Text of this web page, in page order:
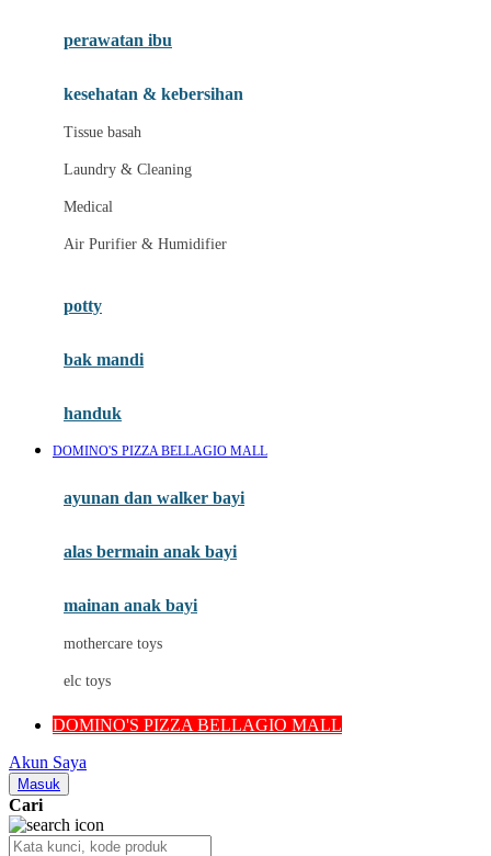
Mamaway
Maxi Cosi
Megabloks
Micro
MiDeer
Moby
My Buddy Tag
My K
perawatan ibu
kesehatan & kebersihan
Tissue basah
Laundry & Cleaning
Medical
Air Purifier & Humidifier
potty
bak mandi
handuk
DOMINO'S PIZZA BELLAGIO MALL
ayunan dan walker bayi
alas bermain anak bayi
mainan anak bayi
mothercare toys
elc toys
DOMINO'S PIZZA BELLAGIO MALL
Akun Saya
Masuk
Cari